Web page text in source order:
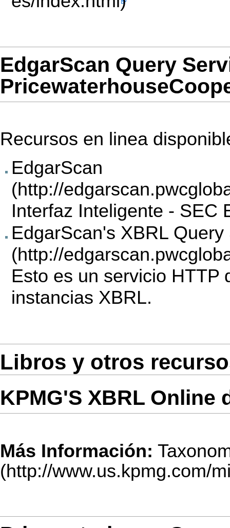
EdgarScan Query
Recursos en linea
EdgarScan
Interfaz Inteligente - SEC
EdgarScan's XBRL Query
Esto es un servicio HTTP
instancias XBRL.
Libros y otros
KPMG'S XBRL Online
Más Información: